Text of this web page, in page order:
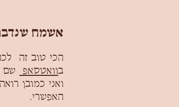
אשמח
הכי טוב זה
בוואטסאפ
שם
ואני כמובן
האפשרי.